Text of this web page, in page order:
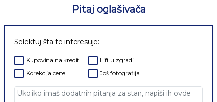
Pitaj oglašivača
Selektuj šta te interesuje:
Kupovina na kredit
Korekcija cene
Lift u zgradi
Još fotografija